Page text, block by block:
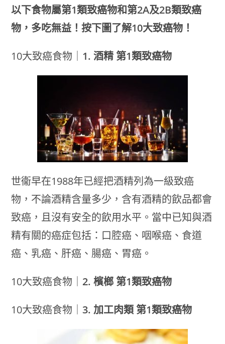
以下食物屬第1類致癌物和第2A及2B類致癌
物，多吃無益！按下圖了解10大致癌物！
10大致癌食物｜ 1. 酒精 第1類致癌物
世衞早在1988年已經把酒精列為一級致癌
物，不論酒精含量多少，含有酒精的飲品都會
致癌，且沒有安全的飲用水平。當中已知與酒
精有關的癌症包括：口腔癌、咽喉癌、食道
癌、乳癌、肝癌、腸癌、胃癌。
10大致癌食物｜ 2. 檳榔 第1類致癌物
10大致癌食物｜3. 加工肉類 第1類致癌物